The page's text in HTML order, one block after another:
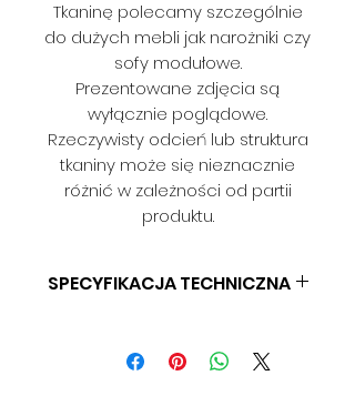
Tkaninę polecamy szczególnie
do dużych mebli jak narożniki czy
sofy modułowe.
Prezentowane zdjęcia są
wyłącznie poglądowe.
Rzeczywisty odcień lub struktura
tkaniny może się nieznacznie
różnić w zależności od partii
produktu.
SPECYFIKACJA TECHNICZNA
GRAMATURA: BD
SZEROKOŚĆ: 140 CM